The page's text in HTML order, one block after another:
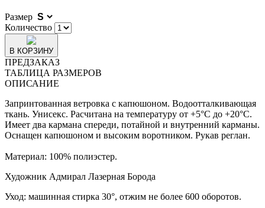
Размер
Количество
В КОРЗИНУ
ПРЕДЗАКАЗ
ТАБЛИЦА РАЗМЕРОВ
ОПИСАНИЕ
Запринтованная ветровка с капюшоном. Водоотталкивающая
ткань. Унисекс. Расчитана на температуру от +5°С до +20°С.
Имеет два кармана спереди, потайной и внутренний карманы.
Оснащен капюшоном и высоким воротником. Рукав реглан.
Материал: 100% полиэстер.
Художник Адмирал Лазерная Борода
Уход: машинная стирка 30°, отжим не более 600 оборотов.